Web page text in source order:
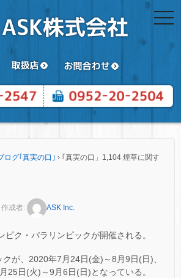
ログ｢真実の口｣ › ｢真実の口」1,104 煙草に関す
作成者: ASK Inc.
ピク・パラリンピックが開催される。
が、2020年7月24日(金)～8月9日(日)、
25日(火)～9月6日(日)となっている。